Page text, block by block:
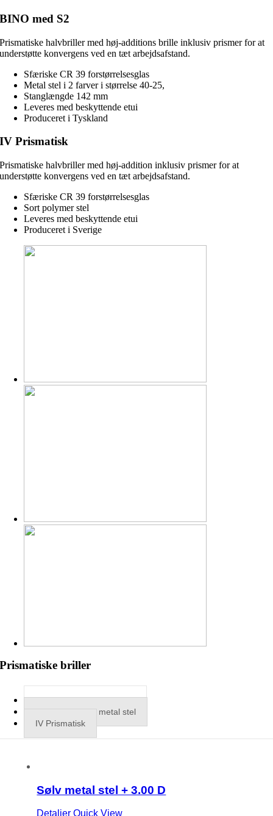
BINO med S2
Prismatiske halvbriller med høj-additions brille inklusiv prismer for at
understøtte konvergens ved en tæt arbejdsafstand.
Sfæriske CR 39 forstørrelsesglas
Metal stel i 2 farver i størrelse 40-25,
Stanglængde 142 mm
Leveres med beskyttende etui
Produceret i Tyskland
IV Prismatisk
Prismatiske halvbriller med høj-addition inklusiv prismer for at
understøtte konvergens ved en tæt arbejdsafstand.
Sfæriske CR 39 forstørrelsesglas
Sort polymer stel
Leveres med beskyttende etui
Produceret i Sverige
Prismatiske briller
Bino m. S2 sølv metal stel
Bino m. S2 guld metal stel
IV Prismatisk
Sølv metal stel + 3.00 D
Detaljer Quick View